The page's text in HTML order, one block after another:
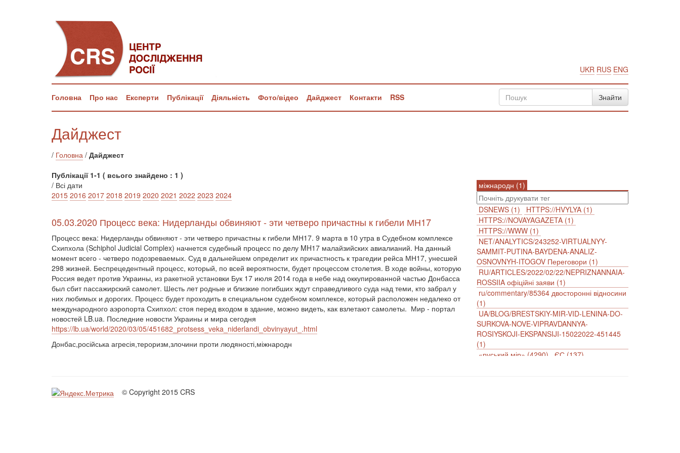
UKR RUS ENG
Головна Про нас Експерти Публікації Діяльність Фото/відео Дайджест Контакти RSS
Дайджест
/ Головна / Дайджест
Публікації 1-1 ( всього знайдено : 1 )
міжнародн (1)
DSNEWS (1)
HTTPS://HVYLYA (1)
HTTPS://NOVAYAGAZETA (1)
HTTPS://WWW (1)
NET/ANALYTICS/243252-VIRTUALNYY-
SAMMIT-PUTINA-BAYDENA-ANALIZ-
OSNOVNYH-ITOGOV Переговори (1)
RU/ARTICLES/2022/02/22/NEPRIZNANNAIA-
ROSSIIA офіційні заяви (1)
ru/commentary/85364 двосторонні відносини
(1)
UA/BLOG/BRESTSKIY-MIR-VID-LENINA-DO-
SURKOVA-NOVE-VIPRAVDANNYA-
ROSIYSKOJI-EKSPANSIJI-15022022-451445
(1)
«руський мір» (4290)
ЄС (137)
/ Всі дати
2015 2016 2017 2018 2019 2020 2021 2022 2023 2024
05.03.2020 Процесс века: Нидерланды обвиняют - эти четверо причастны к гибели МН17
Процесс века: Нидерланды обвиняют - эти четверо причастны к гибели МН17. 9 марта в 10 утра в Судебном комплексе
Схипхола (Schiphol Judicial Complex) начнется судебный процесс по делу MH17 малайзийских авиалианий. На данный
момент всего - четверо подозреваемых. Суд в дальнейшем определит их причастность к трагедии рейса МН17, унесшей
298 жизней. Беспрецедентный процесс, который, по всей вероятности, будет процессом столетия. В ходе войны, которую
Россия ведет против Украины, из ракетной установки Бук 17 июля 2014 года в небе над оккупированной частью Донбасса
был сбит пассажирский самолет. Шесть лет родные и близкие погибших ждут справедливого суда над теми, кто забрал у
них любимых и дорогих. Процесс будет проходить в специальном судебном комплексе, который расположен недалеко от
международного аэропорта Схипхол: стоя перед входом в здание, можно видеть, как взлетают самолеты. Мир - портал
новостей LB.ua. Последние новости Украины и мира сегодня
https://lb.ua/world/2020/03/05/451682_protsess_veka_niderlandi_obvinyayut_.html
Донбас,російська агресія,тероризм,злочини проти людяності,міжнародн
© Copyright 2015 CRS